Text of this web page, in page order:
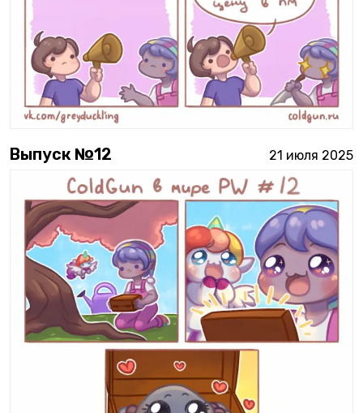
Выпуск №12 21 июля 2025